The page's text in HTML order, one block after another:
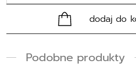
dodaj do
Podobne produkty